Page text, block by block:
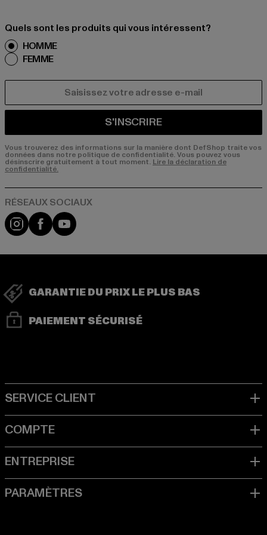
Quels sont les produits qui vous intéressent?
HOMME
FEMME
S'INSCRIRE
Vous trouverez des informations sur la manière dont DefShop traite vos
données dans notre politique de confidentialité. Vous pouvez vous
désinscrire gratuitement à tout moment. Lire la déclaration de
confidentialité.
Visit our Instagram page:
Visit our Facebook page:
Visit our YouTube channel:
GARANTIE DU PRIX LE PLUS BAS
PAIEMENT SÉCURISÉ